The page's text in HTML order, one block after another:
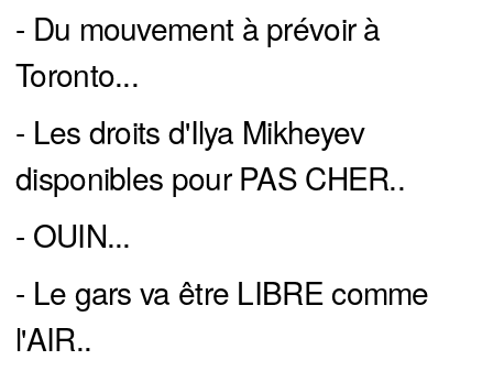
- Du mouvement à prévoir à
Toronto...
- Les droits d'Ilya Mikheyev
disponibles pour PAS CHER..
- OUIN...
- Le gars va être LIBRE comme
l'AIR..